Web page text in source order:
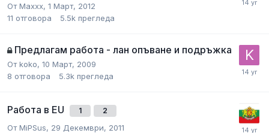
ОтMaxxx, 1 Март, 2012
11 отговора 5.5k прегледа
Предлагам работа - лан опъване и подръжка
Отkoko, 10 Март, 2009
8 отговора 5.3k прегледа
Работа в EU 1 2
ОтMiPSus, 29 Декември, 2011